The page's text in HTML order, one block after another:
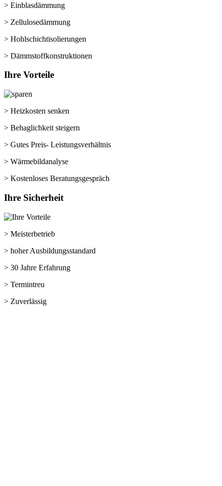
> Einblasdämmung
> Zellulosedämmung
> Hohlschichtisolierungen
> Dämmstoffkonstruktionen
Ihre Vorteile
> Heizkosten senken
> Behaglichkeit steigern
> Gutes Preis- Leistungsverhältnis
> Wärmebildanalyse
> Kostenloses Beratungsgespräch
Ihre Sicherheit
> Meisterbetrieb
> hoher Ausbildungsstandard
> 30 Jahre Erfahrung
> Termintreu
> Zuverlässig